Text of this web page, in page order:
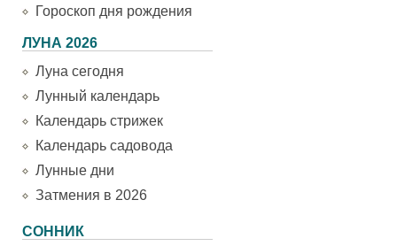
Гороскоп дня рождения
ЛУНА 2026
Луна сегодня
Лунный календарь
Календарь стрижек
Календарь садовода
Лунные дни
Затмения в 2026
СОННИК